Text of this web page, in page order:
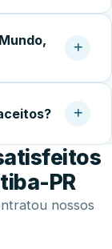
do
instalação no
semana,
e débito e
PR
nossos